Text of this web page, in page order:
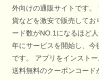
外向けの通販サイトです
貨などを激安で販売してお
ード数がNO.1になるほど
年にサービスを開始し、今
です。 アプリをインスト
送料無料のクーポンコード